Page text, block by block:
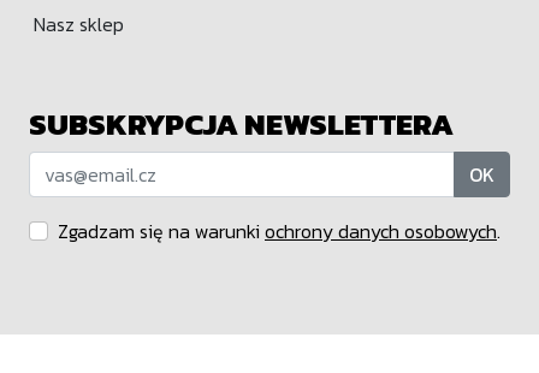
Nasz sklep
SUBSKRYPCJA NEWSLETTERA
OK
Zgadzam się na warunki ochrony danych osobowych.